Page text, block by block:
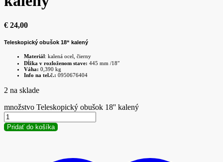
€ 24,00
Teleskopický obušok 18“ kalený
Materiál: kalená ocel, čierny
Dĺžka v rozloženom stave: 445 mm /18″
Váha: 0,390 kg
Info na tel.č.: 0950676404
2 na sklade
množstvo Teleskopický obušok 18'' kalený
Pridať do košíka